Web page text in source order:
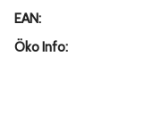
EAN:
Öko Info: